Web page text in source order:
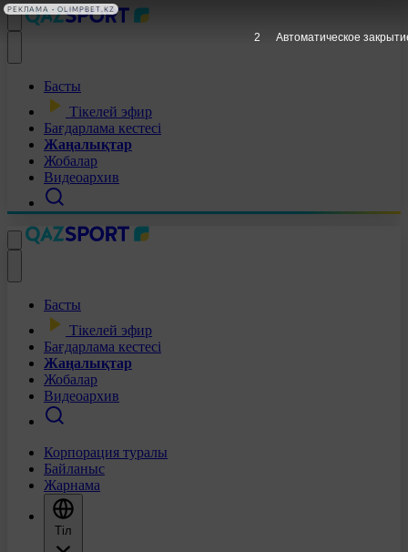
Басты
Тікелей эфир
Бағдарлама кестесі
Жаңалықтар
Жобалар
Видеоархив
Басты
Тікелей эфир
Бағдарлама кестесі
Жаңалықтар
Жобалар
Видеоархив
Корпорация туралы
Байланыс
Жарнама
Тіл
1 Автоматическое
РЕКЛАМА • OLIMPBET.KZ